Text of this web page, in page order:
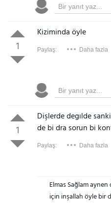
1
Kiziminda öyle
Paylaş: Daha fazla
1
Dişlerde degılde
de bi dra sorun bi
Paylaş: Daha fazla
Elmas Sağlam
için inşallah öyle bir